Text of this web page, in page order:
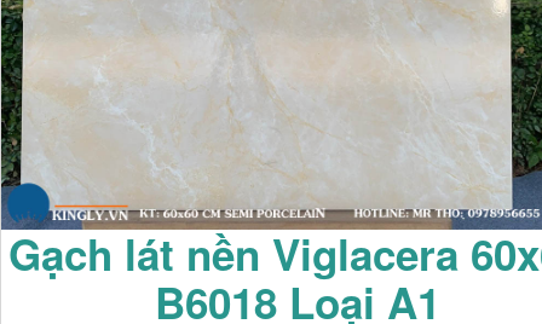
Gạch lát nền Viglacera
B6018 Loại A1